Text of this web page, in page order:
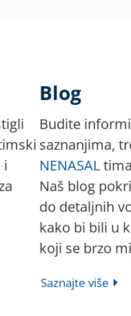
i
Blog
Budite
saznanjima,
NENASAL
Naš blog
do detaljnih
kako bi bili u
koji se brzo
Saznajte više